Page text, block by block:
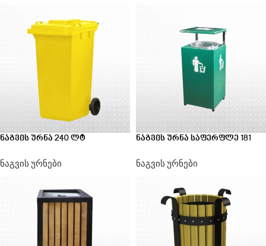
ნაგვის ურნა 240 ლტ
ნაგვის ურნები
ნაგვის ურნა საფერფლე 181
ნაგვის ურნები